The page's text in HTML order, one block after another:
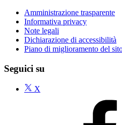
Amministrazione trasparente
Informativa privacy
Note legali
Dichiarazione di accessibilità
Piano di miglioramento del
Seguici su
X